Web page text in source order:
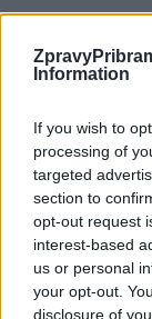
Information
If you wish to
processing of
targeted
section to
opt-out request
interest-based
us or personal
your opt-out.
disclosure of
TAGY klub
Předchozí článek